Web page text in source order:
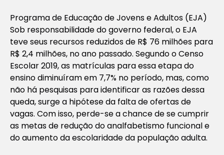
Programa de Educação de Jovens e Adultos (EJA)
Sob responsabilidade do governo federal, o EJA
teve seus recursos reduzidos de R$ 76 milhões para
R$ 2,4 milhões, no ano passado. Segundo o Censo
Escolar 2019, as matrículas para essa etapa do
ensino diminuíram em 7,7% no período, mas, como
não há pesquisas para identificar as razões dessa
queda, surge a hipótese da falta de ofertas de
vagas. Com isso, perde-se a chance de se cumprir
as metas de redução do analfabetismo funcional e
do aumento da escolaridade da população adulta.